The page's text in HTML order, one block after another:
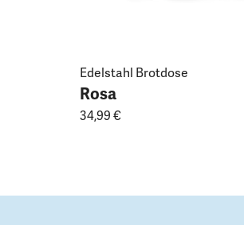
Edelstahl Brotdose
Rosa
34,99 €